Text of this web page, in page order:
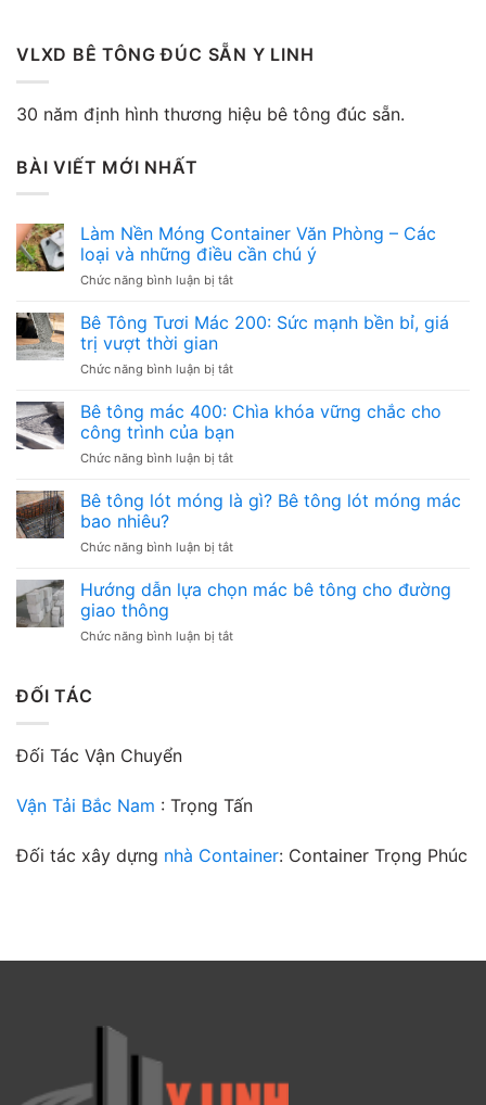
VLXD BÊ TÔNG ĐÚC SẴN Y LINH
30 năm định hình thương hiệu bê tông đúc sẵn.
BÀI VIẾT MỚI NHẤT
Làm Nền Móng Container Văn Phòng – Các
loại và những điều cần chú ý
Chức năng bình luận bị tắtở
Nền
Văn
–
Các
và
điều
ý
Bê Tông Tươi Mác 200: Sức mạnh bền bỉ, giá
trị vượt thời gian
Chức năng bình luận bị tắtở
Tông
Tươi
Mác
200:
mạnh
bền
giá
vượt
Bê tông mác 400: Chìa khóa vững chắc cho
công trình của bạn
Chức năng bình luận bị tắtở
tông
mác
Chìa
vững
công
Bê tông lót móng là gì? Bê tông lót móng mác
bao nhiêu?
Chức năng bình luận bị tắtở
tông
lót
là
Hướng dẫn lựa chọn mác bê tông cho đường
giao thông
Chức năng bình luận bị tắtở
đường
ĐỐI TÁC
Đối Tác Vận Chuyển
Vận Tải Bắc Nam : Trọng Tấn
Đối tác xây dựng nhà Container: Container Trọng Phúc